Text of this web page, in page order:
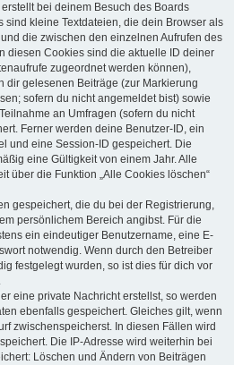
bei deinem Besuch des Boards
sind kleine Textdateien, die dein Browser als
die zwischen den einzelnen Aufrufen des
diesen Cookies sind die aktuelle ID deiner
zugeordnet werden können),
dir gelesenen Beiträge (zur Markierung
sofern du nicht angemeldet bist) sowie
an Umfragen (sofern du nicht
Ferner werden deine Benutzer-ID, ein
und eine Session-ID gespeichert. Die
eine Gültigkeit von einem Jahr. Alle
über die Funktion „Alle Cookies löschen“
gespeichert, die du bei der Registrierung,
persönlichem Bereich angibst. Für die
ein eindeutiger Benutzername, eine E-
notwendig. Wenn durch den Betreiber
festgelegt wurden, so ist dies für dich vor
eine private Nachricht erstellst, so werden
ebenfalls gespeichert. Gleiches gilt, wenn
zwischenspeicherst. In diesen Fällen wird
Die IP-Adresse wird weiterhin bei
Löschen und Ändern von Beiträgen